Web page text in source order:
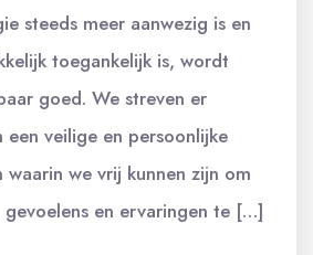
steeds meer aanwezig is en
toegankelijk is, wordt
goed. We streven er
een veilige en persoonlijke
we vrij kunnen zijn om
en ervaringen te […]